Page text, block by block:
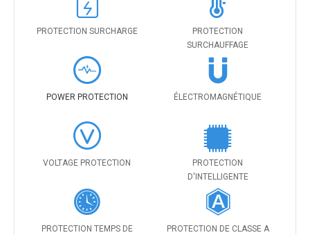
PROTECTION SURCHARGE
PROTECTION
SURCHAUFFAGE
POWER PROTECTION ÉLECTROMAGNÉTIQUE
VOLTAGE PROTECTION
PROTECTION
D'INTELLIGENTE
PROTECTION TEMPS DE
PROTECTION DE CLASSE A